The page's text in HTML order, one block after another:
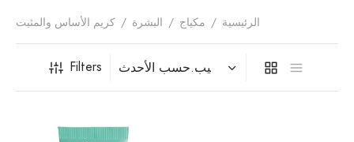
الرئيسية / مكياج / البشرة / كريم الأساس والمثبت
Filters